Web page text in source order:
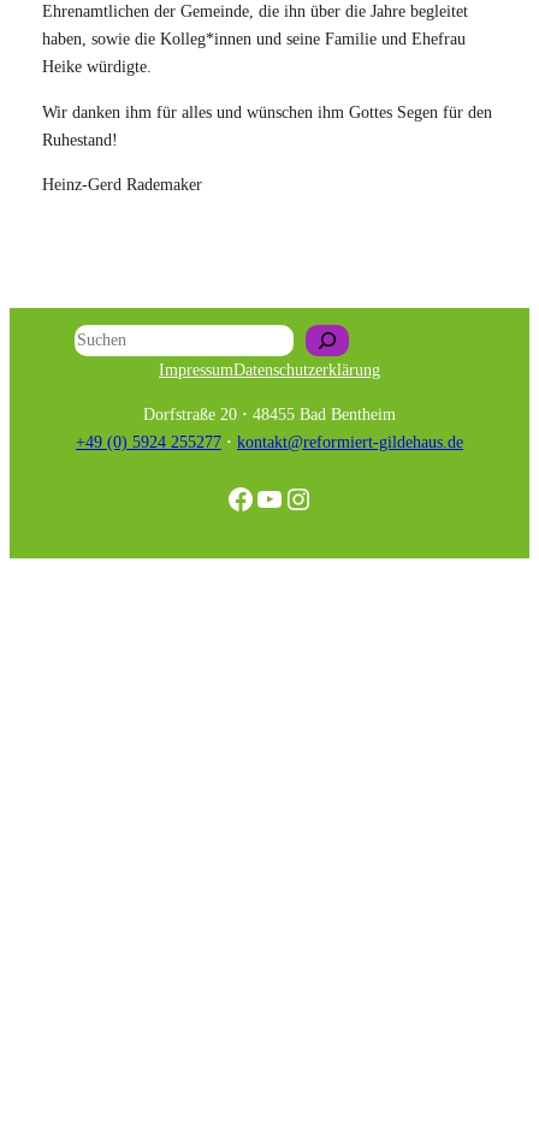
Ehrenamtlichen der Gemeinde, die ihn über die Jahre begleitet
haben, sowie die Kolleg*innen und seine Familie und Ehefrau
Heike würdigte.
Wir danken ihm für alles und wünschen ihm Gottes Segen für den
Ruhestand!
Heinz-Gerd Rademaker
Suchen
ImpressumDatenschutzerklärung
Dorfstraße 20 · 48455 Bad Bentheim
+49 (0) 5924 255277 · kontakt@reformiert-gildehaus.de
Facebook
YouTube
Instagram